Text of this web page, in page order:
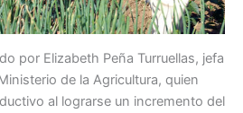
por Elizabeth Peña Turruellas, jefa
de la Agricultura, quien
al lograrse un incremento del